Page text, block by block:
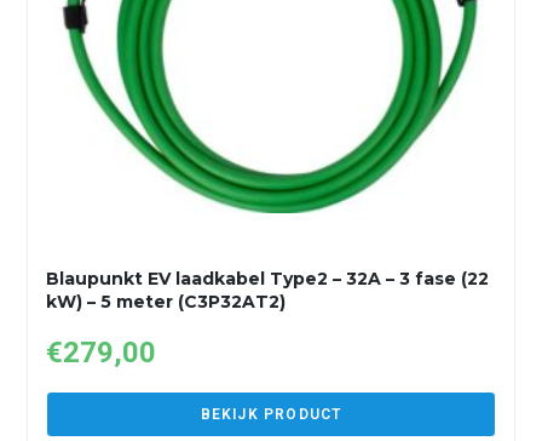
Blaupunkt EV laadkabel Type2 – 32A – 3 fase (22
kW) – 5 meter (C3P32AT2)
€279,00
BEKIJK PRODUCT